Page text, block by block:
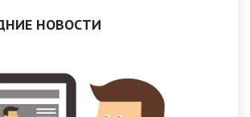
НОВОСТИ